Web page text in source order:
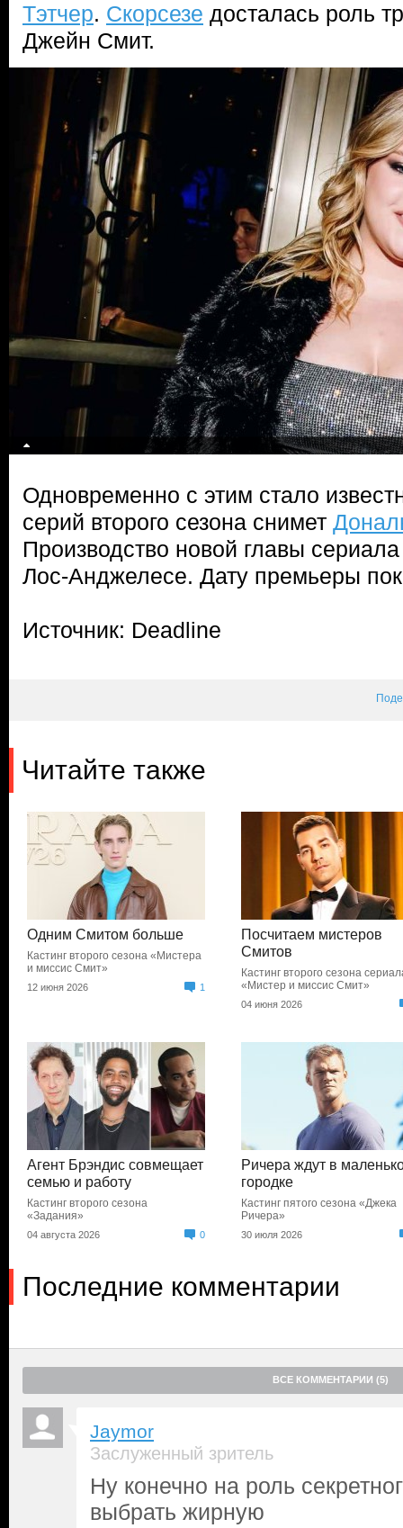
Тэтчер. Скорсезе досталась роль
Джейн Смит.
Одновременно с этим стало
серий второго сезона снимет
Производство новой главы
Лос-Анджелесе. Дату премьеры
Источник: Deadline
Читайте также
Одним Смитом больше
Кастинг второго сезона «Мистера
и миссис Смит»
12 июня 2026 1
Посчитаем мистеров
Смитов
Кастинг второго сезона
«Мистер и миссис Смит»
04 июня 2026
Агент Брэндис совмещает
семью и работу
Кастинг второго сезона
«Задания»
04 августа 2026 0
Ричера ждут в
городке
Кастинг пятого сезона «Джека
Ричера»
30 июля 2026
Последние комментарии
ВСЕ КОММЕНТАРИИ (5)
Jaymor
Заслуженный зритель
Ну конечно на роль
выбрать жирную